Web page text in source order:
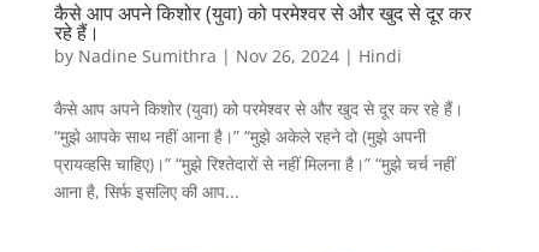
कैसे आप अपने किशोर (युवा) को परमेश्वर से और खुद से दूर कर
रहे हैं।
by Nadine Sumithra | Nov 26, 2024| Hindi
कैसे आप अपने किशोर (युवा) को परमेश्वर से और खुद से दूर कर रहे हैं।
“मुझे आपके साथ नहीं आना है।” “मुझे अकेले रहने दो (मुझे अपनी
प्रायव्हसि चाहिए)।” “मुझे रिश्तेदारों से नहीं मिलना है।” “मुझे चर्च नहीं
आना है, सिर्फ इसलिए की आप...